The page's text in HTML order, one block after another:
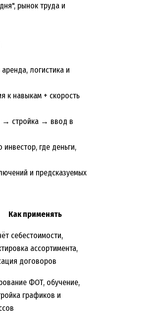
рынок труда и
логистика и
к навыкам + скорость
→ стройка → ввод в
где деньги,
и предсказуемых
Как применять
себестоимости,
ассортимента,
договоров
ФОТ, обучение,
графиков и